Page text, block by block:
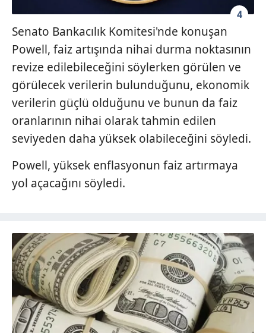
4
Senato Bankacılık Komitesi'nde konuşan
Powell, faiz artışında nihai durma noktasının
revize edilebileceğini söylerken görülen ve
görülecek verilerin bulunduğunu, ekonomik
verilerin güçlü olduğunu ve bunun da faiz
oranlarının nihai olarak tahmin edilen
seviyeden daha yüksek olabileceğini söyledi.
Powell, yüksek enflasyonun faiz artırmaya
yol açacağını söyledi.